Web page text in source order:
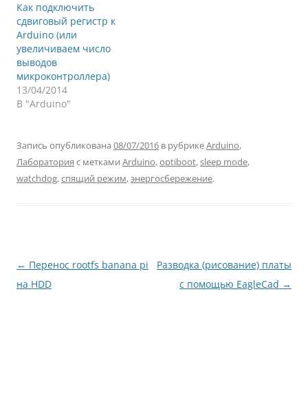
Как подключить
сдвиговый регистр к
Arduino (или
увеличиваем число
выводов
микроконтроллера)
13/04/2014
В "Arduino"
Запись опубликована 08/07/2016 в рубрикеArduino,
Лаборатория с метками Arduino,optiboot,sleep mode,
watchdog,спящий режим,энергосбережение.
Навигация
по
← Перенос rootfs banana pi
на HDD
Разводка (рисование) платы
с помощью EagleCad →